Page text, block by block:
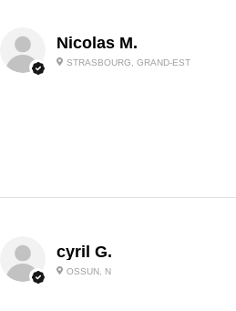
Nicolas M.
STRASBOURG, GRAND-EST
cyril G.
OSSUN, N